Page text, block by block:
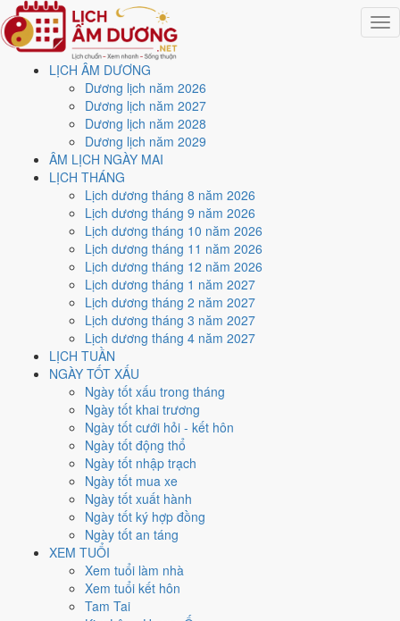
LỊCH ÂM DƯƠNG
Dương lịch năm 2026
Dương lịch năm 2027
Dương lịch năm 2028
Dương lịch năm 2029
ÂM LỊCH NGÀY MAI
LỊCH THÁNG
Lịch dương tháng 8 năm 2026
Lịch dương tháng 9 năm 2026
Lịch dương tháng 10 năm 2026
Lịch dương tháng 11 năm 2026
Lịch dương tháng 12 năm 2026
Lịch dương tháng 1 năm 2027
Lịch dương tháng 2 năm 2027
Lịch dương tháng 3 năm 2027
Lịch dương tháng 4 năm 2027
LỊCH TUẦN
NGÀY TỐT XẤU
Ngày tốt xấu trong tháng
Ngày tốt khai trương
Ngày tốt cưới hỏi - kết hôn
Ngày tốt động thổ
Ngày tốt nhập trạch
Ngày tốt mua xe
Ngày tốt xuất hành
Ngày tốt ký hợp đồng
Ngày tốt an táng
XEM TUỔI
Xem tuổi làm nhà
Xem tuổi kết hôn
Tam Tai
Trang chủ
Lịch năm 2029
Tháng 9/2029
Ngày 18/9/2029 (Tân Hợi)
Xem ngày18/9/2029
lịch - Ngày 11/8 âm lịch
(Tân Hợi) tốt hay xấu?
Ngày 18/9/2029 dương lịch (Thứ Ba) là ngày 11/8/2029 âm lịch
Tân Hợi- Can sinh Chi, Trực Mãn, Sao Vỹ, nạp âm Thoa
Xuyến Kim. Tổng hòa, đây làNgày Cát với điểm trung bình
các việc quan trọng. Giờ Hoàng Đạo trong ngày:
Mùi, Tuất, Hợi.
Ngày Dương
Tháng 9 năm 2029
Tháng 8 âm năm 2029
Tiết Bạch Lộ
Mậu Tý